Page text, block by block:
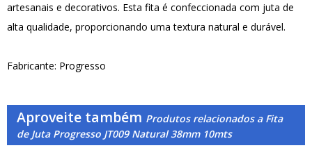
artesanais e decorativos. Esta fita é confeccionada com juta de
alta qualidade, proporcionando uma textura natural e durável.
Fabricante: Progresso
Aproveite também Produtos relacionados a Fita
de Juta Progresso JT009 Natural 38mm 10mts